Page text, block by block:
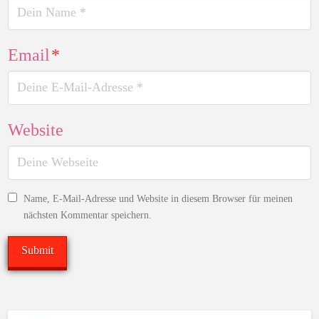
Email*
Website
Name, E-Mail-Adresse und Website in diesem Browser für meinen
nächsten Kommentar speichern.